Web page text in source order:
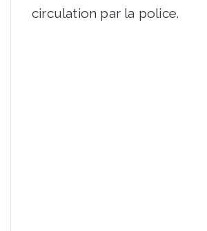
circulation par la police.